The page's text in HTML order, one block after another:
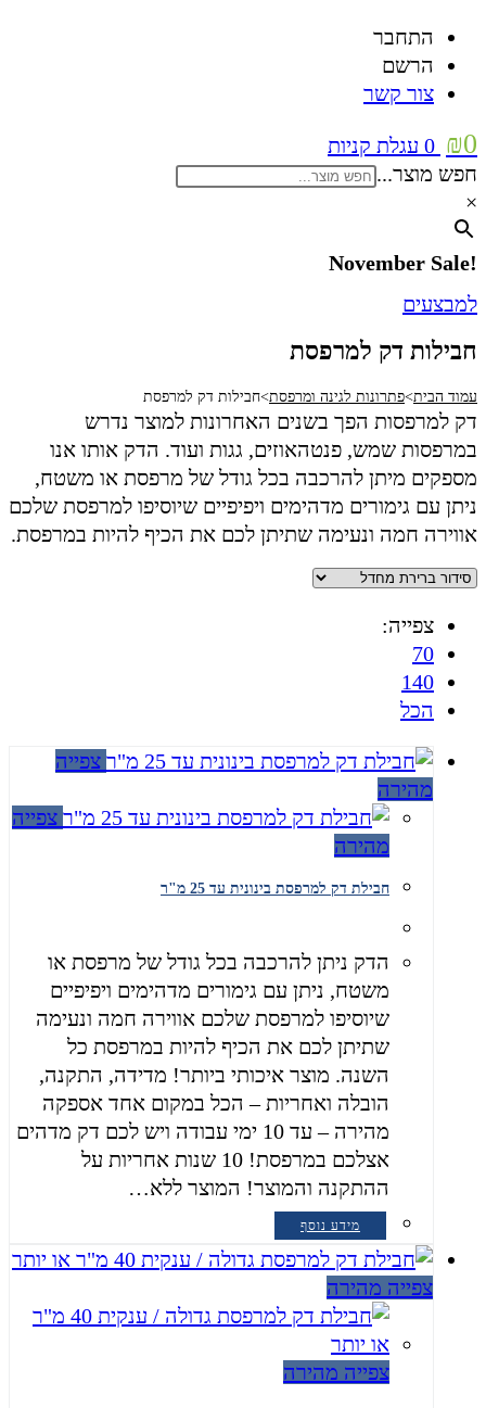
התחבר
הרשם
צור קשר
₪0
0 עגלת קניות
חפש מוצר...
×
!November Sale
למבצעים
חבילות דק למרפסת
עמוד הבית>פתרונות לגינה ומרפסת>חבילות דק למרפסת
דק למרפסות הפך בשנים האחרונות למוצר נדרש
במרפסות שמש, פנטהאוזים, גגות ועוד. הדק אותו אנו
מספקים מיתן להרכבה בכל גודל של מרפסת או משטח,
ניתן עם גימורים מדהימים ויפיפיים שיוסיפו למרפסת שלכם
אווירה חמה ונעימה שתיתן לכם את הכיף להיות במרפסת.
צפייה:
70
140
הכל
צפייה
מהירה
צפייה
מהירה
חבילת דק למרפסת בינונית עד 25 מ"ר
הדק ניתן להרכבה בכל גודל של מרפסת או
משטח, ניתן עם גימורים מדהימים ויפיפיים
שיוסיפו למרפסת שלכם אווירה חמה ונעימה
שתיתן לכם את הכיף להיות במרפסת כל
השנה. מוצר איכותי ביותר! מדידה, התקנה,
הובלה ואחריות – הכל במקום אחד אספקה
מהירה – עד 10 ימי עבודה ויש לכם דק מדהים
אצלכם במרפסת! 10 שנות אחריות על
ההתקנה והמוצר! המוצר ללא…
מידע נוסף
צפייה מהירה
צפייה מהירה